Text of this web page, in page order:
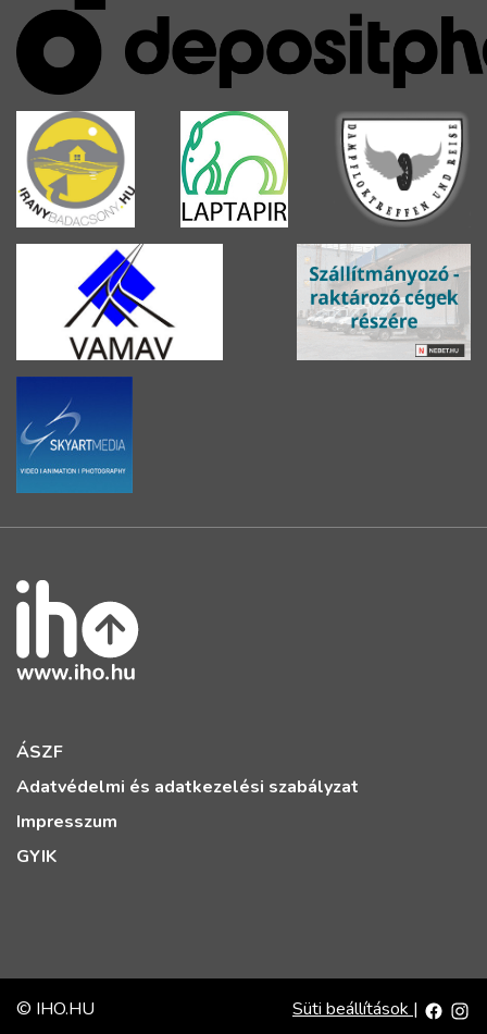
ÁSZF
Adatvédelmi és adatkezelési szabályzat
Impresszum
GYIK
© IHO.HU Süti beállítások |